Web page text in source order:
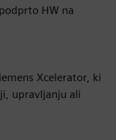
HW na
Xcelerator, ki
upravljanju ali